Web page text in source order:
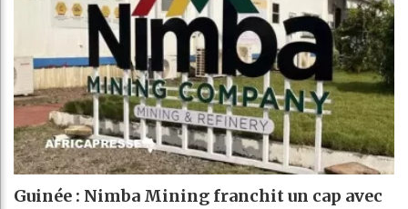
Guinée : Nimba Mining franchit un cap avec